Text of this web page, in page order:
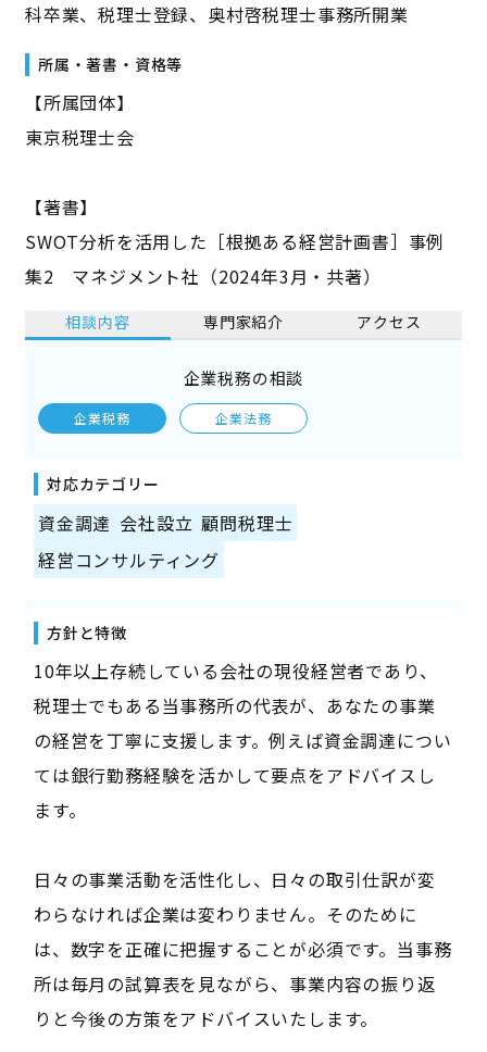
科卒業、税理士登録、奥村啓税理士事務所開業
所属・著書・資格等
【所属団体】
東京税理士会
【著書】
SWOT分析を活用した［根拠ある経営計画書］事例
集2 マネジメント社（2024年3月・共著）
相談内容 専門家紹介 アクセス
企業税務の相談
企業税務 企業法務
対応カテゴリー
資金調達 会社設立 顧問税理士
経営コンサルティング
方針と特徴
10年以上存続している会社の現役経営者であり、
税理士でもある当事務所の代表が、あなたの事業
の経営を丁寧に支援します。例えば資金調達につい
ては銀行勤務経験を活かして要点をアドバイスし
ます。
日々の事業活動を活性化し、日々の取引仕訳が変
わらなければ企業は変わりません。そのために
は、数字を正確に把握することが必須です。当事務
所は毎月の試算表を見ながら、事業内容の振り返
りと今後の方策をアドバイスいたします。